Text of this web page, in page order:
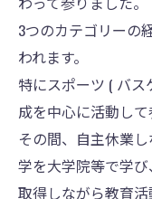
3つのカテゴリーの
われます。
特にスポーツ ( バ
成を中心に活動して
その間、自主休業
学を大学院等で学
取得しながら教育活